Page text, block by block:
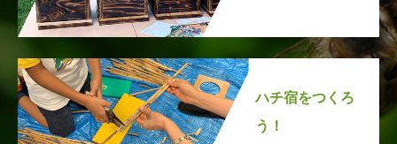
ハチ宿をつくろ
う！